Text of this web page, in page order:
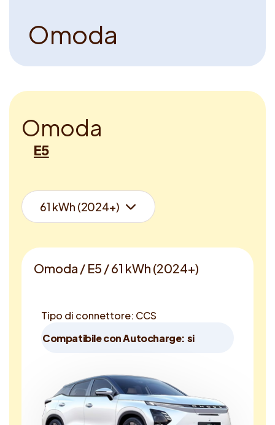
Omoda
Omoda
E5
Omoda / E5 / 61 kWh (2024+)
Tipo di connettore: CCS
Compatibile con Autocharge: si